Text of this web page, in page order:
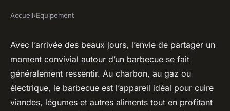
EQUIPEMENT
Comment déterminer la
puissance nécessaire pour un
appareil à grillades pour
barbecue ?
Accueil›Equipement
Avec l’arrivée des beaux jours, l’envie de partager un
moment convivial autour d’un barbecue se fait
généralement ressentir. Au charbon, au gaz ou
électrique, le barbecue est l’appareil idéal pour cuire
viandes, légumes et autres aliments tout en profitant